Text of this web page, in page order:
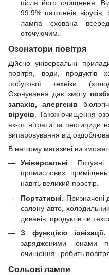
після його очищення.
99,9% патогенів
лампа схована
оточуючим.
Озонатори повітря
Дійсно універсальні
повітря, води, продуктів
побутової техніки
Озонування дає змогу
запахів, алергенів
вірусів. Також очищення
як-от нітрати та пестициди
випаровування від
В нашому магазині ви
Універсальні.
промислових
навіть великий простір.
Портативні .
салону авто,
диванів, продуктів чи
З функцією іонізації.
зарядженими іонами
очищення і робить
Сольові лампи